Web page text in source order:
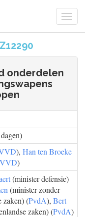
onderdelen
), Han ten Broeke
VVD)
(minister defensie)
(minister zonder
zaken) (PvdA), Bert
zaken) (PvdA)